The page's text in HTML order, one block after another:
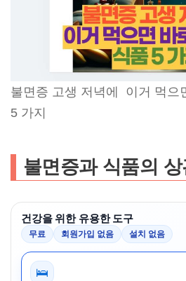
불면증 고생 저녁에 이거 먹으
5 가지
불면증과 식품의 상
건강을 위한 유용한 도구
무료 회원가입 없음 설치 없음
🛌